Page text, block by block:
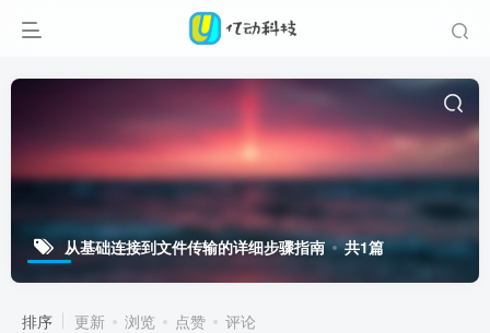
从基础连接到文件传输的详细步骤指南 共1篇
排序 更新 浏览 点赞 评论